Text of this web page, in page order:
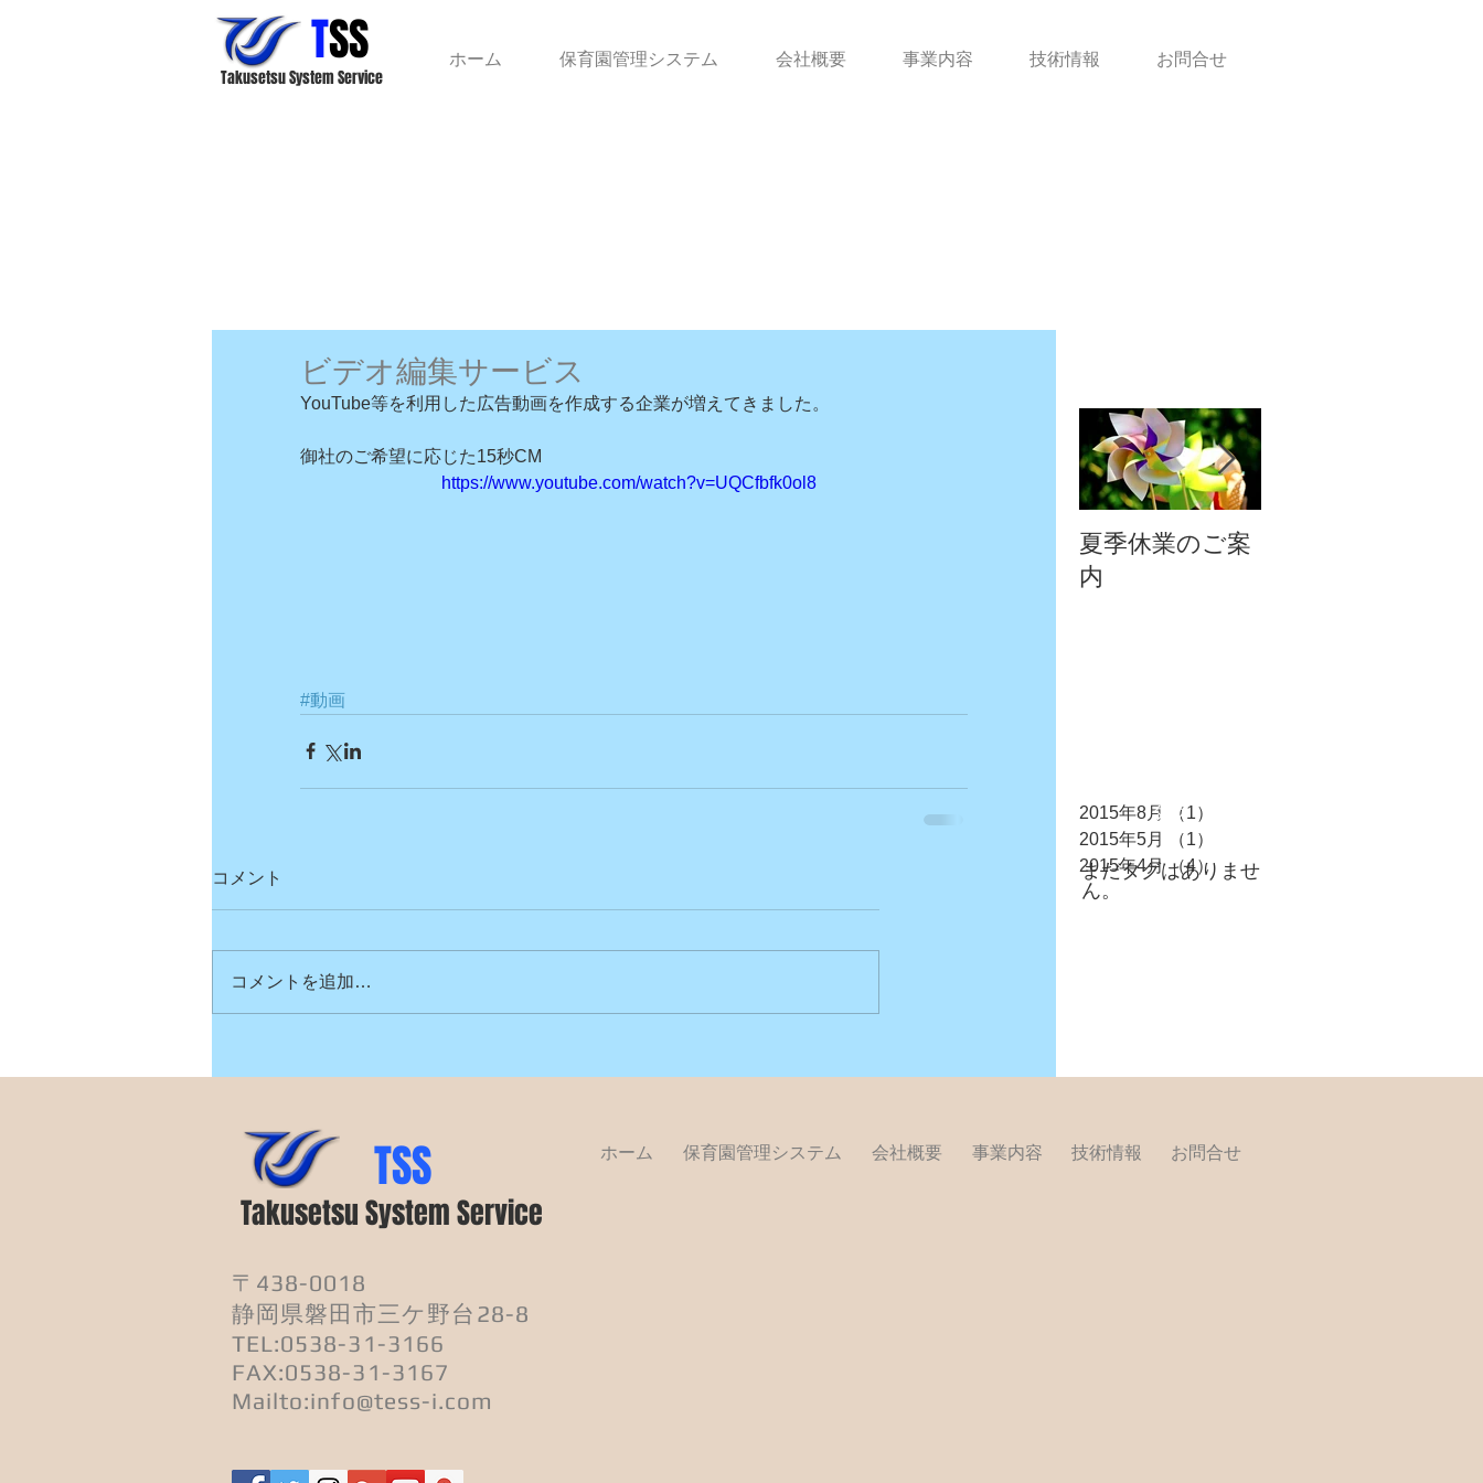
TSS
TakusetsuSystem Service
ホーム 保育園管理システム 会社概要 事業内容 技術情報 お問合せ
ビデオ編集サービス
YouTube等を利用した広告動画を作成する企業が増えてきました。
御社のご希望に応じた15秒CM
https://www.youtube.com/watch?v=UQCfbfk0ol8
#動画
コメント
コメントを追加…
夏季休業のご案
内
2015年8月 （1）
2015年5月
（1）
2015年4月 （4）4件の記事
タグ
まだタグはありませ
ん。
TSS
TakusetsuSystem Service
ホーム 保育園管理システム 会社概要 事業内容 技術情報 お問合せ
〒438-0018
静岡県磐田市三ケ野台28-8
TEL:0538-31-3166
FAX:0538-31-3167
Mailto:info@tess-i.com